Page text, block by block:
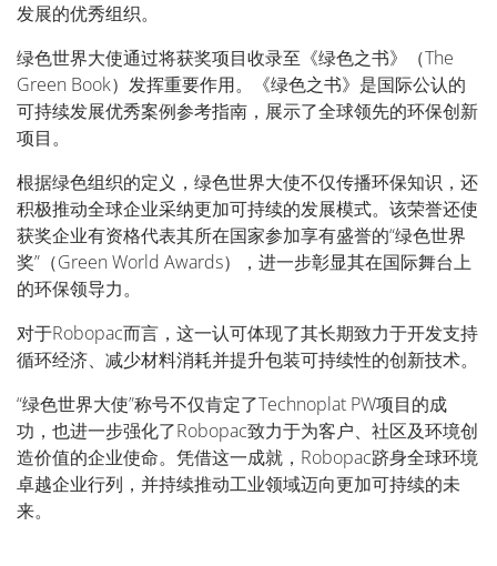
发展的优秀组织。
绿色世界大使通过将获奖项目收录至《绿色之书》（The
Green Book）发挥重要作用。《绿色之书》是国际公认的
可持续发展优秀案例参考指南，展示了全球领先的环保创新
项目。
根据绿色组织的定义，绿色世界大使不仅传播环保知识，还
积极推动全球企业采纳更加可持续的发展模式。该荣誉还使
获奖企业有资格代表其所在国家参加享有盛誉的“绿色世界
奖”（Green World Awards），进一步彰显其在国际舞台上
的环保领导力。
对于Robopac而言，这一认可体现了其长期致力于开发支持
循环经济、减少材料消耗并提升包装可持续性的创新技术。
“绿色世界大使”称号不仅肯定了Technoplat PW项目的成
功，也进一步强化了Robopac致力于为客户、社区及环境创
造价值的企业使命。凭借这一成就，Robopac跻身全球环境
卓越企业行列，并持续推动工业领域迈向更加可持续的未
来。